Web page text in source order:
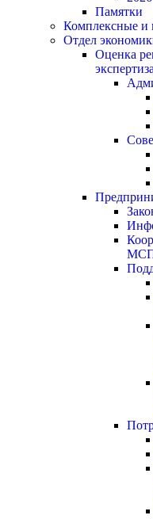
Памятки
Комплексные и
Отдел
Оценка